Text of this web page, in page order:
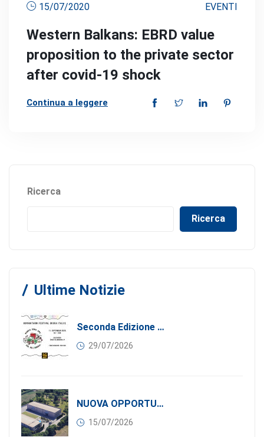
15/07/2020 EVENTI
Western Balkans: EBRD value
proposition to the private sector
after covid-19 shock
Continua a leggere
Ricerca
Ricerca
Ultime Notizie
Seconda Edizione Di MANGIA. DONA. AMA: Quando La Gastronomia Incontra La Solidarietà, 11 Settembre 2026
29/07/2026
NUOVA OPPORTUNITÀ DI BUSINESS PER I SOCI DI CONFINDUSTRIA SERBIA: Affitasi Un Moderno Capannone Industriale A Pančevo – 1.200 M² Nella Zona Industriale
15/07/2026